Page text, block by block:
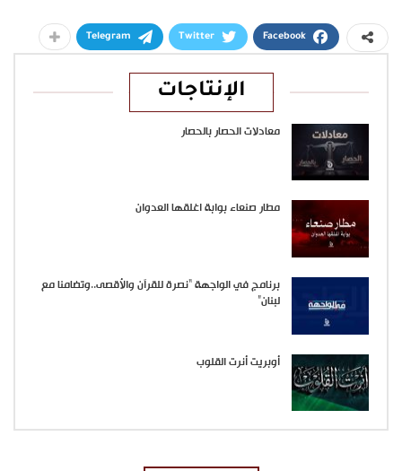
Facebook
Twitter
Telegram
الإنتاجات
معادلات الحصار بالحصار
مطار صنعاء بوابة اغلقها العدوان
برنامج في الواجهة “نصرة للقرآن والأقصى..وتضامنا مع
لبنان”
أوبريت أنرت القلوب